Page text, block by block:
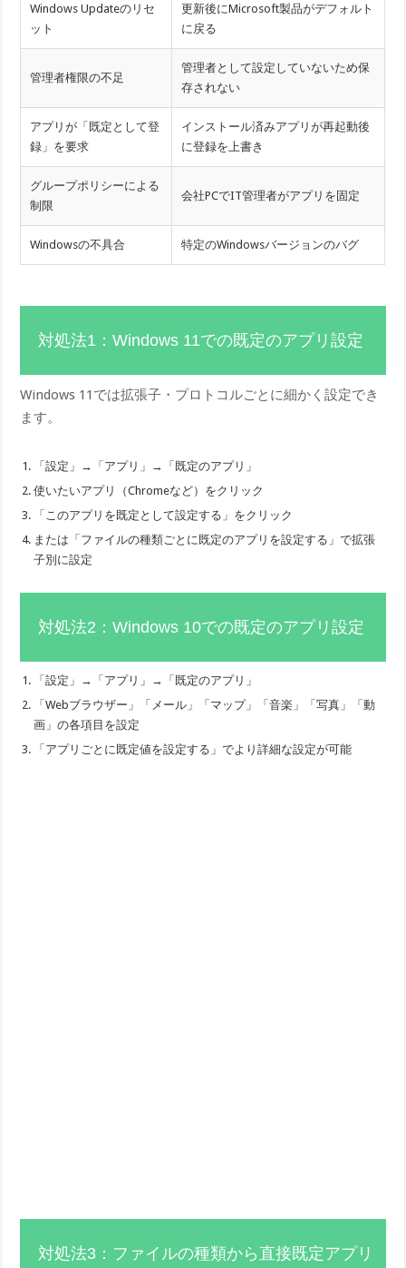
Windows Updateのリセ
ット
更新後にMicrosoft製品がデフォルト
に戻る
管理者権限の不足
管理者として設定していないため保
存されない
アプリが「既定として登
録」を要求
インストール済みアプリが再起動後
に登録を上書き
グループポリシーによる
制限
会社PCでIT管理者がアプリを固定
Windowsの不具合 特定のWindowsバージョンのバグ
対処法1：Windows 11での既定のアプリ設定
Windows 11では拡張子・プロトコルごとに細かく設定でき
ます。
「設定」→「アプリ」→「既定のアプリ」
使いたいアプリ（Chromeなど）をクリック
「このアプリを既定として設定する」をクリック
または「ファイルの種類ごとに既定のアプリを設定する」で拡張
子別に設定
対処法2：Windows 10での既定のアプリ設定
「設定」→「アプリ」→「既定のアプリ」
「Webブラウザー」「メール」「マップ」「音楽」「写真」「動
画」の各項目を設定
「アプリごとに既定値を設定する」でより詳細な設定が可能
対処法3：ファイルの種類から直接既定アプリ